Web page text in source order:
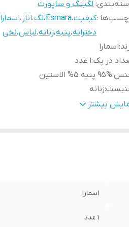
: لگینگ و ساپورت
:کیفیت،Esmara،لگ،انار ،اسمارا
دخترانه،پنبه،زنانه،لباس،نخی
:اسمارا
در پک:1 عدد
:95% پنبه 5% الاستین
:زنانه
بازگشت:دارد
بیشتر
اسمارا
1 عدد